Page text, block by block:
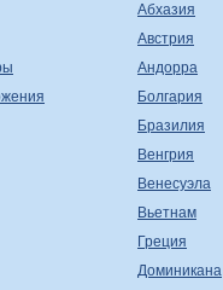
Абхазия
Австрия
Андорра
Болгария
Бразилия
Венгрия
Венесуэла
Вьетнам
Греция
Доминикана